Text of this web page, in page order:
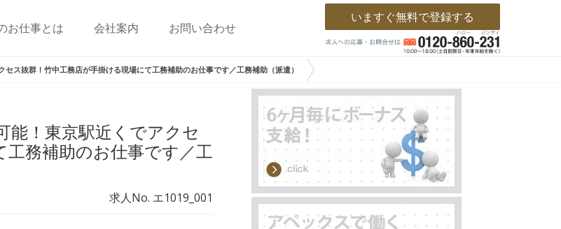
お仕事とは 会社案内 お問い合わせ
いますぐ無料で登録する
セス抜群！竹中工務店が手掛ける現場にて工務補助のお仕事です／工務補助（派遣）
能！東京駅近くでアクセ
務補助のお仕事です／工
求人No. エ1019_001